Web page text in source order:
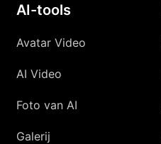
AI-tools
Avatar Video
AI Video
Foto van AI
Galerij